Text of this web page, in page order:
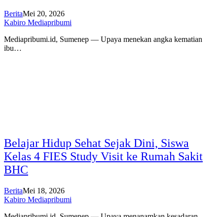
BeritaMei 20, 2026
Kabiro Mediapribumi
Mediapribumi.id, Sumenep — Upaya menekan angka kematian
ibu…
Belajar Hidup Sehat Sejak Dini, Siswa
Kelas 4 FIES Study Visit ke Rumah Sakit
BHC
BeritaMei 18, 2026
Kabiro Mediapribumi